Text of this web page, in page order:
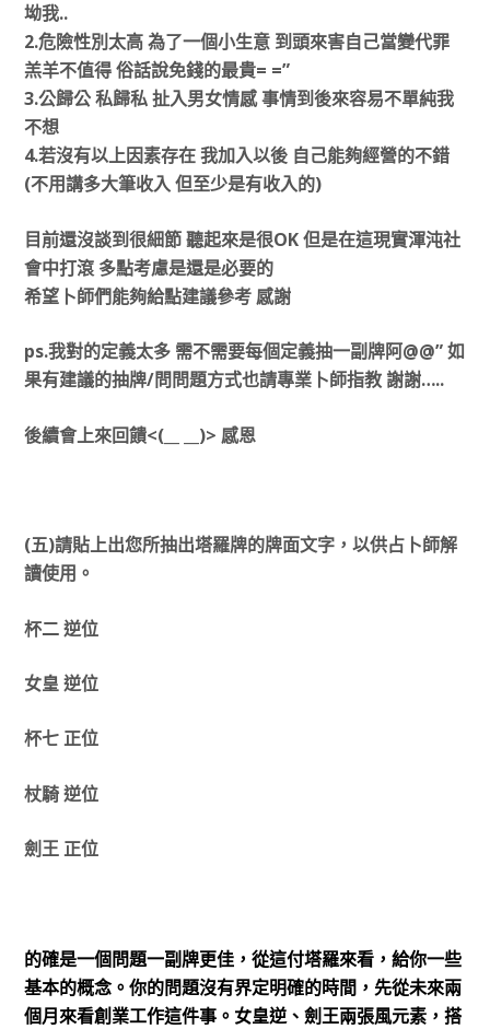
坳我..
2.危險性別太高 為了一個小生意 到頭來害自己當變代罪
羔羊不值得 俗話說免錢的最貴= =”
3.公歸公 私歸私 扯入男女情感 事情到後來容易不單純我
不想
4.若沒有以上因素存在 我加入以後 自己能夠經營的不錯
(不用講多大筆收入 但至少是有收入的)
目前還沒談到很細節 聽起來是很OK 但是在這現實渾沌社
會中打滾 多點考慮是還是必要的
希望卜師們能夠給點建議參考 感謝
ps.我對的定義太多 需不需要每個定義抽一副牌阿@@” 如
果有建議的抽牌/問問題方式也請專業卜師指教 謝謝…..
後續會上來回饋<(__ __)> 感恩
(五)請貼上出您所抽出塔羅牌的牌面文字，以供占卜師解
讀使用。
杯二 逆位
女皇 逆位
杯七 正位
杖騎 逆位
劍王 正位
的確是一個問題一副牌更佳，從這付塔羅來看，給你一些
基本的概念。你的問題沒有界定明確的時間，先從未來兩
個月來看創業工作這件事。女皇逆、劍王兩張風元素，搭